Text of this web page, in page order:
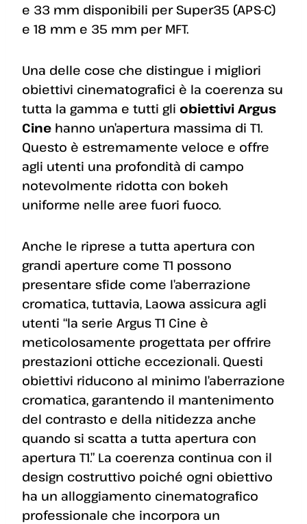
e 33 mm disponibili per Super35 (APS-C)
e 18 mm e 35 mm per MFT.
Una delle cose che distingue i migliori
obiettivi cinematografici è la coerenza su
tutta la gamma e tutti gli obiettivi Argus
Cine hanno un’apertura massima di T1.
Questo è estremamente veloce e offre
agli utenti una profondità di campo
notevolmente ridotta con bokeh
uniforme nelle aree fuori fuoco.
Anche le riprese a tutta apertura con
grandi aperture come T1 possono
presentare sfide come l’aberrazione
cromatica, tuttavia, Laowa assicura agli
utenti “la serie Argus T1 Cine è
meticolosamente progettata per offrire
prestazioni ottiche eccezionali. Questi
obiettivi riducono al minimo l’aberrazione
cromatica, garantendo il mantenimento
del contrasto e della nitidezza anche
quando si scatta a tutta apertura con
apertura T1.” La coerenza continua con il
design costruttivo poiché ogni obiettivo
ha un alloggiamento cinematografico
professionale che incorpora un